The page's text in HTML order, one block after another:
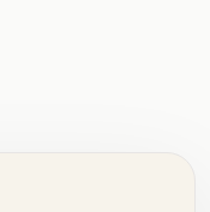
.   +   .   .